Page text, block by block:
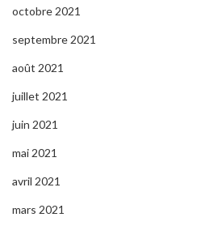
octobre 2021
septembre 2021
août 2021
juillet 2021
juin 2021
mai 2021
avril 2021
mars 2021